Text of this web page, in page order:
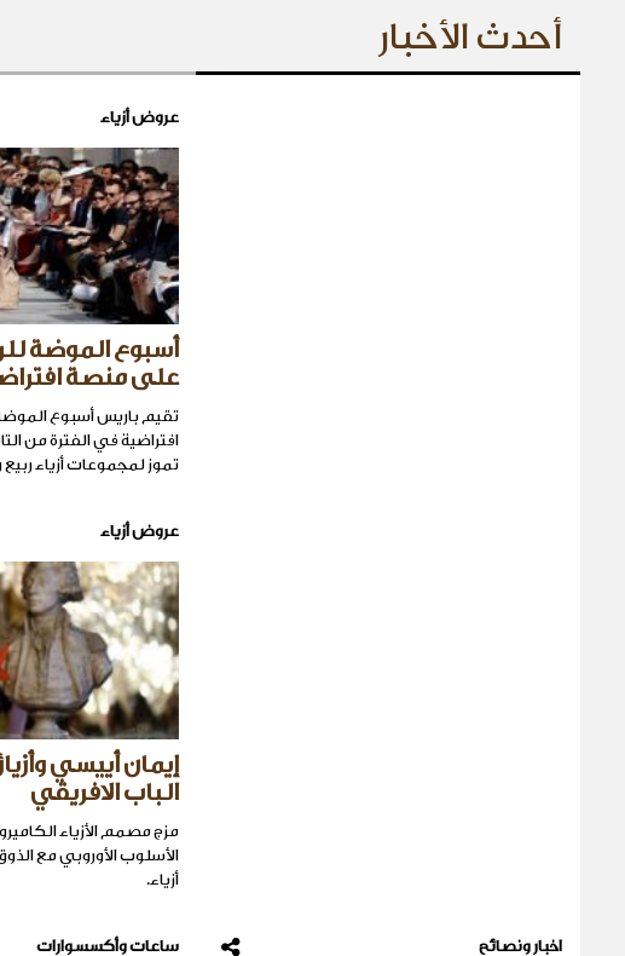
أحدث الأخبار
عروض أزياء
أسبوع الموضة
على منصة
تقيم باريس أسبوع
تموز لمجموعات أزياء ربيع
عروض أزياء
إيمان أييسي
الباب الافريقي
مزج مصمم الأزياء
الأسلوب الأوروبي مع
أزياء.
اخبار ونصائح ساعات وأكسسوارات